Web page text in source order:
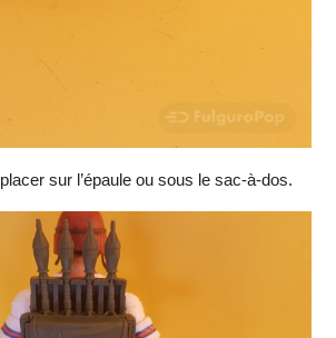
sur l’épaule ou sous le sac-à-dos.